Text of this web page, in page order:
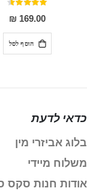
דירוג:
91%
169.00 ₪
הוסף לסל
כדאי לדעת
בלוג אביזרי מין
משלוח מיידי
אודות חנות סקס